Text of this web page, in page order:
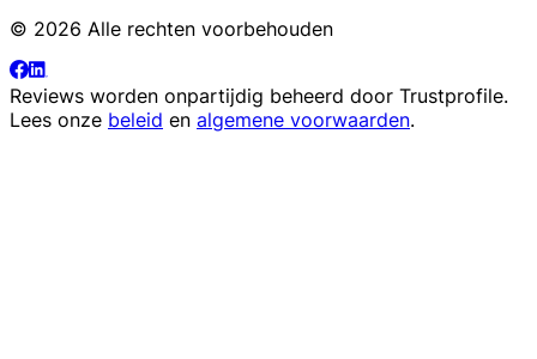
© 2026 Alle rechten voorbehouden
Reviews worden onpartijdig beheerd door Trustprofile.
Lees onze beleid en algemene voorwaarden.